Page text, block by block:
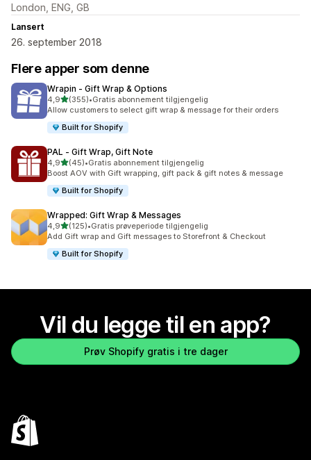
London, ENG, GB
Lansert
26. september 2018
Flere apper som denne
Wrapin ‑ Gift Wrap & Options
4,9av 5 stjerner
(355)
Totalt 355 omtaler
•Gratis abonnement tilgjengelig
Allow customers to select gift wrap & message for their orders
Built for Shopify
PAL ‑ Gift Wrap, Gift Note
4,9av 5 stjerner
(45)
Totalt 45 omtaler
•Gratis abonnement tilgjengelig
Boost AOV with Gift wrapping, gift pack & gift notes & message
Built for Shopify
Wrapped: Gift Wrap & Messages
4,9av 5 stjerner
(125)
Totalt 125 omtaler
•Gratis prøveperiode tilgjengelig
Add Gift wrap and Gift messages to Storefront & Checkout
Built for Shopify
Vil du legge til en app?
Prøv Shopify gratis i tre dager